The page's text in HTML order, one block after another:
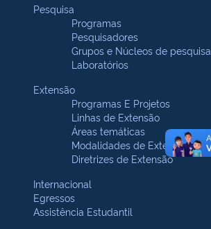
Pesquisa
Programas
Pesquisadores
Grupos e Núcleos de pesquisa
Laboratórios
Extensão
Programas E Projetos
Linhas de Extensão
Áreas temáticas
Modalidades de Extensão
Diretrizes de Extensão
Internacional
Egressos
Assistência Estudantil